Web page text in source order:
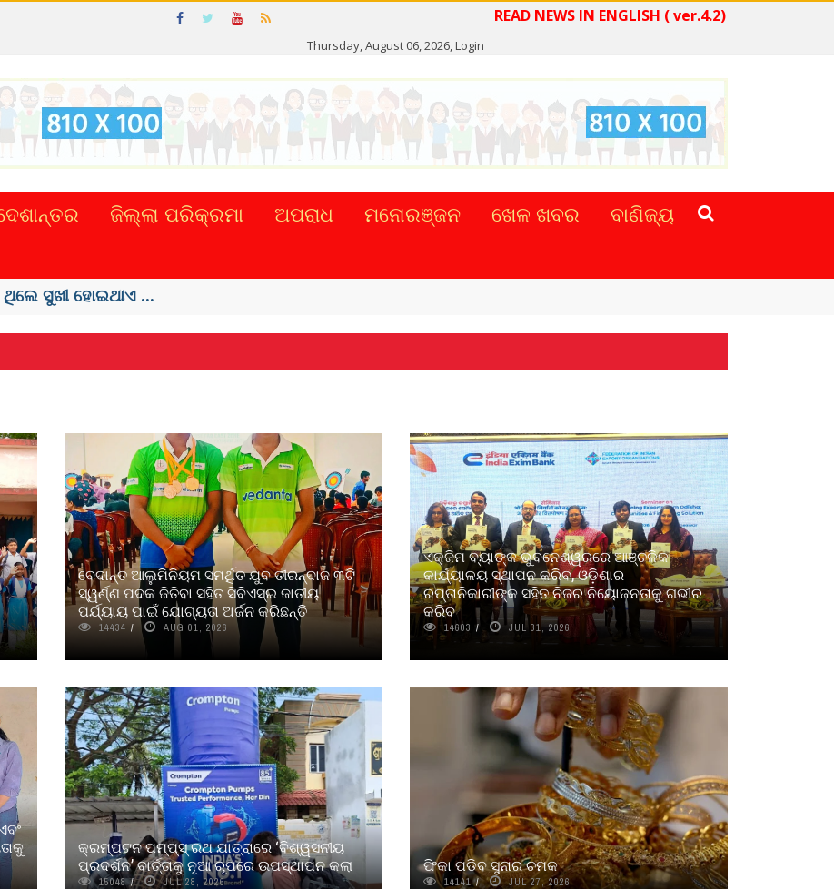
READ NEWS IN ENGLISH ( ver.4.2)
Thursday, August 06, 2026,Login
ଜିଲ୍ଲା ପରିକ୍ରମା ଅପରାଧ ମନୋରଞ୍ଜନ ଖେଳ ଖବର
ବାଣିଜ୍ୟ
ପ୍ରଚଳନ ...
ବେଦାନ୍ତ ଆଲୁମିନିୟମ ସମର୍ଥିତ ଯୁବ ତୀରନ୍ଦାଜ ୩ଟି
ସ୍ୱର୍ଣ୍ଣ ପଦକ ଜିତିବା ସହିତ ସିବିଏସ୍ଇ ଜାତୀୟ
ପର୍ଯ୍ୟାୟ ପାଇଁ ଯୋଗ୍ୟତା ଅର୍ଜନ କରିଛନ୍ତି
14434 AUG 01, 2026
ଏକ୍ଜିମ ବ୍ୟାଙ୍କ ଭୁବନେଶ୍ୱରରେ ଆଞ୍ଚଳିକ
କାର୍ଯ୍ୟାଳୟ ସ୍ଥାପନ କରିବ, ଓଡ଼ିଶାର
ରପ୍ତାନିକାରୀଙ୍କ ସହିତ ନିଜର ନିୟୋଜନତାକୁ ଗଭୀର
କରିବ
14603 JUL 31, 2026
କ୍ରମ୍ପଟନ ପମ୍ପ୍‌ସ୍‌ ରଥ ଯାତ୍ରାରେ ‘ବିଶ୍ୱସନୀୟ
ପ୍ରଦର୍ଶନ’ ବାର୍ତ୍ତାକୁ ନୂଆ ରୂପରେ ଉପସ୍ଥାପନ କଲା
15048 JUL 28, 2026
ଫିକା ପଡିବ ସୁନାର ଚମକ
14141 JUL 27, 2026